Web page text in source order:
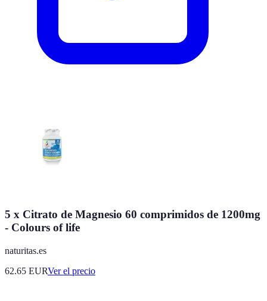
5 x Citrato de Magnesio 60 comprimidos de 1200mg
- Colours of life
naturitas.es
62.65 EURVer el precio